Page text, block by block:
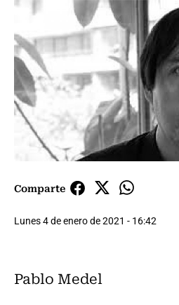
Comparte
Lunes 4 de enero de 2021 - 16:42
Pablo Medel